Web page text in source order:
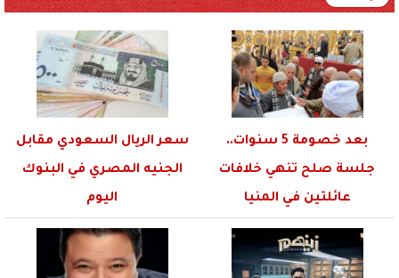
بعد خصومة 5 سنوات..
جلسة صلح تنهي خلافات
عائلتين في المنيا
‎سعر الريال السعودي مقابل
الجنيه المصري في البنوك
اليوم